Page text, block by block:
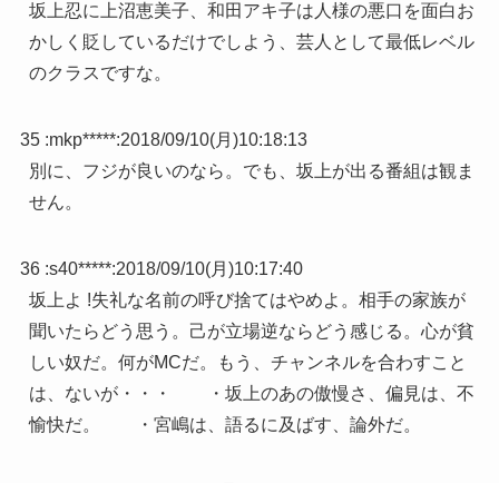
坂上忍に上沼恵美子、和田アキ子は人様の悪口を面白お
かしく貶しているだけでしよう、芸人として最低レベル
のクラスですな。
35 :mkp*****:2018/09/10(月)10:18:13
別に、フジが良いのなら。でも、坂上が出る番組は観ま
せん。
36 :s40*****:2018/09/10(月)10:17:40
坂上よ !失礼な名前の呼び捨てはやめよ。相手の家族が
聞いたらどう思う。己が立場逆ならどう感じる。心が貧
しい奴だ。何がMCだ。もう、チャンネルを合わすこと
は、ないが・・・ ・坂上のあの傲慢さ、偏見は、不
愉快だ。 ・宮嶋は、語るに及ばす、論外だ。